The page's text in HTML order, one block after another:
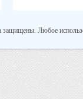
защищены. Любое